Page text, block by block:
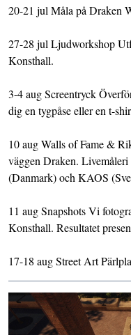
20-21 jul Måla på Draken
27-28 jul Ljudworkshop
Konsthall.
3-4 aug Screentryck
dig en tygpåse eller en t-
10 aug Walls of Fame &
väggen Draken.
(Danmark) och KAOS
11 aug Snapshots Vi
Konsthall. Resultatet
17-18 aug Street Art